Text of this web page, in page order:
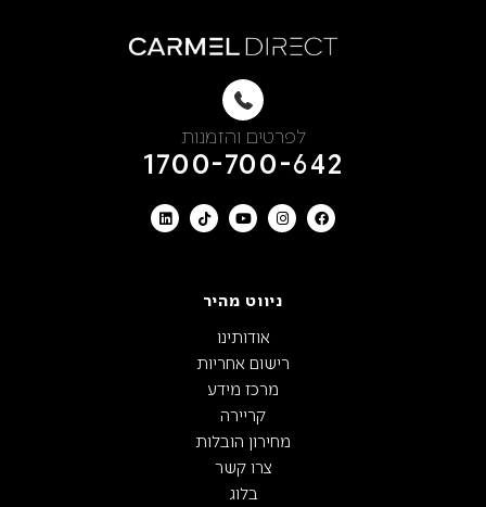
לפרטים והזמנות
1700-700-642
ניווט מהיר
אודותינו
רישום אחריות
מרכז מידע
קריירה
מחירון הובלות
צרו קשר
בלוג